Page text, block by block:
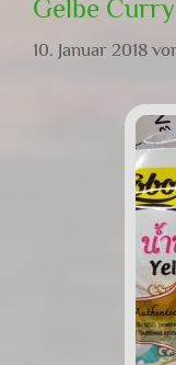
Gelbe
10. Januar 2018